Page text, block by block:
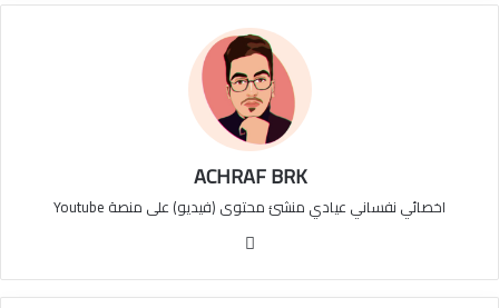
ACHRAF BRK
اخصائي نفساني عيادي منشئ محتوى (فيديو) على منصة Youtube